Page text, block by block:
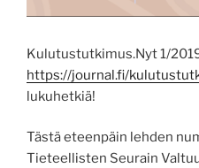
Kulutustutkimus.Nyt 1/
https://journal.fi/
lukuhetkiä!
Tästä eteenpäin lehden
Tieteellisten Seurain